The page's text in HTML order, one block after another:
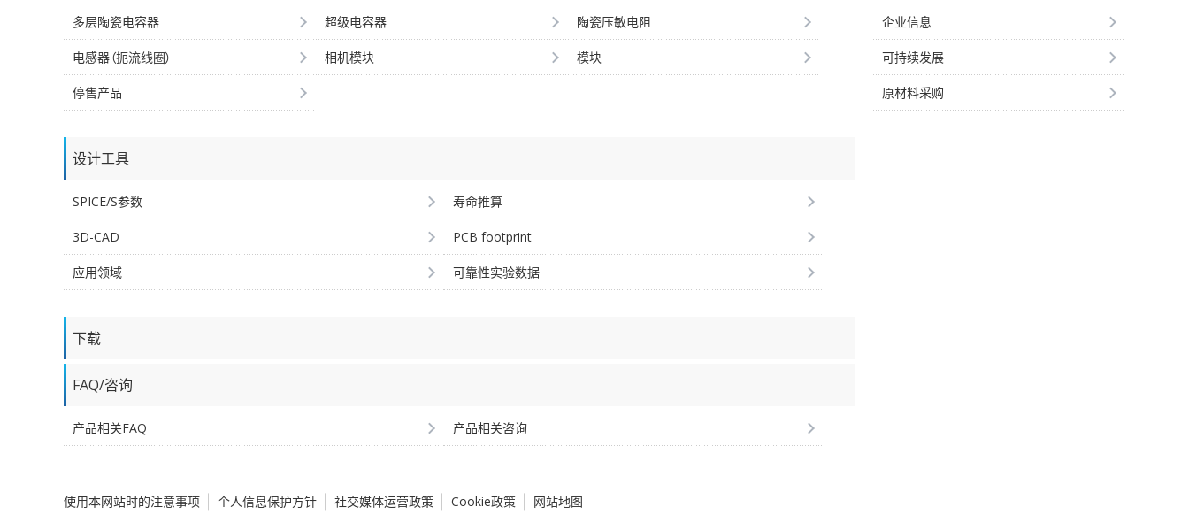
多层陶瓷电容器 超级电容器 陶瓷压敏电阻
电感器（扼流线圈） 相机模块 模块
停售产品
设计工具
SPICE/S参数 寿命推算
3D-CAD PCB footprint
应用领域 可靠性实验数据
下载
FAQ/咨询
产品相关FAQ 产品相关咨询
企业信息
可持续发展
原材料采购
使用本网站时的注意事项 个人信息保护方针 社交媒体运营政策 Cookie政策 网站地图